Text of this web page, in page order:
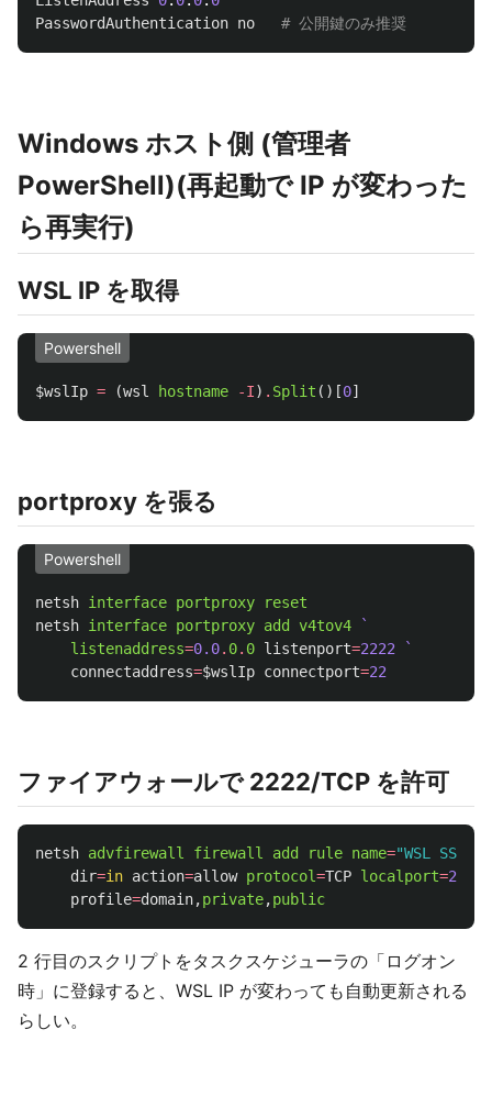
PasswordAuthentication no
Windows ホスト側 (管理者
PowerShell)(再起動で IP が変わった
ら再実行)
WSL IP を取得
Powershell
$wslIp = (wsl hostname -I) . Split ()[0]
portproxy を張る
Powershell
netsh interface portproxy
reset
netsh interface portproxy add v4tov4
listenaddress=0.0. 0. 0 listenport=2222
`
connectaddress=$wslIp connectport=22
ファイアウォールで 2222/TCP を許可
netsh advfirewall firewall add rule name="WSL SSH
dir=in action=allow protocol=TCP localport=2222
profile=domain,private,public
2 行目のスクリプトをタスクスケジューラの「ログオン
時」に登録すると、WSL IP が変わっても自動更新される
らしい。